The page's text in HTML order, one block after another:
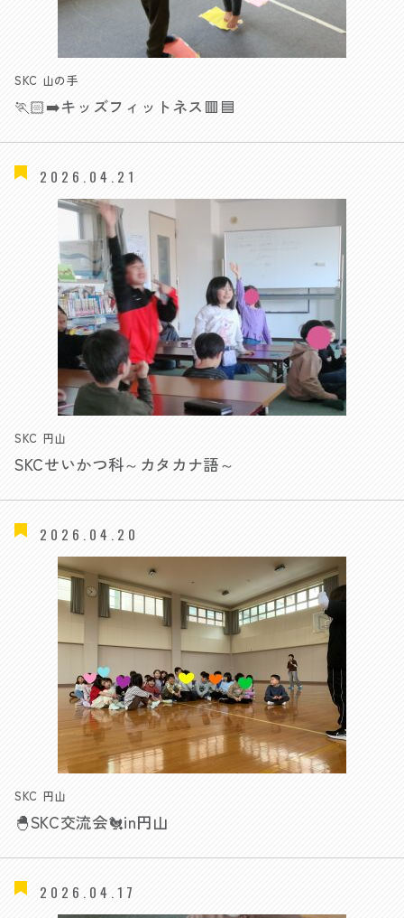
SKC 山の手
🏃🏻‍➡️キッズフィットネス🟥🟦
2026.04.21
SKC 円山
SKCせいかつ科～カタカナ語～
2026.04.20
SKC 円山
🐣SKC交流会🐔in円山
2026.04.17